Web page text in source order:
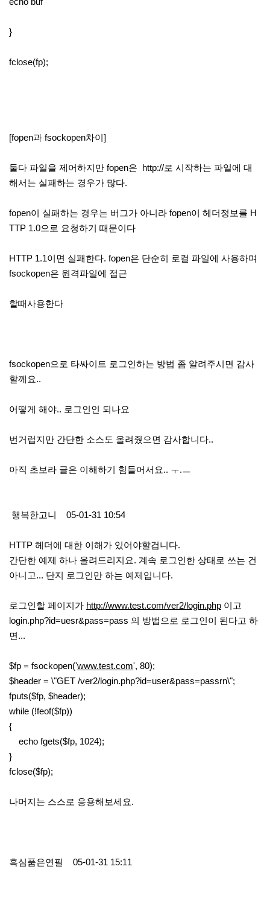
}
fclose(fp);
[fopen과 fsockopen차이]
둘다 파일을 제어하지만 fopen은 http://로 시작하는 파일에 대
해서는 실패하는 경우가 많다.
fopen이 실패하는 경우는 버그가 아니라 fopen이 헤더정보를 H
TTP 1.0으로 요청하기 때문이다
HTTP 1.1이면 실패한다. fopen은 단순히 로컬 파일에 사용하며
fsockopen은 원격파일에 접근
할때사용한다
fsockopen으로 타싸이트 로그인하는 방법 좀 알려주시면 감사
할께요..
어떻게 해야.. 로그인인 되나요
번거럽지만 간단한 소스도 올려줬으면 감사합니다..
아직 초보라 글은 이해하기 힘들어서요.. ㅜ.ㅡ
행복한고니 05-01-31 10:54
HTTP 헤더에 대한 이해가 있어야할겁니다.
간단한 예제 하나 올려드리지요. 계속 로그인한 상태로 쓰는 건
아니고... 단지 로그인만 하는 예제입니다.
로그인할 페이지가 http://www.test.com/ver2/login.php 이고
login.php?id=uesr&pass=pass 의 방법으로 로그인이 된다고 하
면...
$fp = fsockopen('www.test.com', 80);
$header = \"GET /ver2/login.php?id=user&pass=passrn\";
fputs($fp, $header);
while (!feof($fp))
{
echo fgets($fp, 1024);
}
fclose($fp);
나머지는 스스로 응용해보세요.
흑심품은연필 05-01-31 15:11